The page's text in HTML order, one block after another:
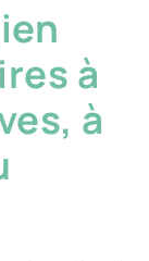
à
à